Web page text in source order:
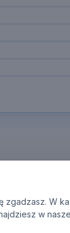
✓ Data założenia
zgadzasz. W
w